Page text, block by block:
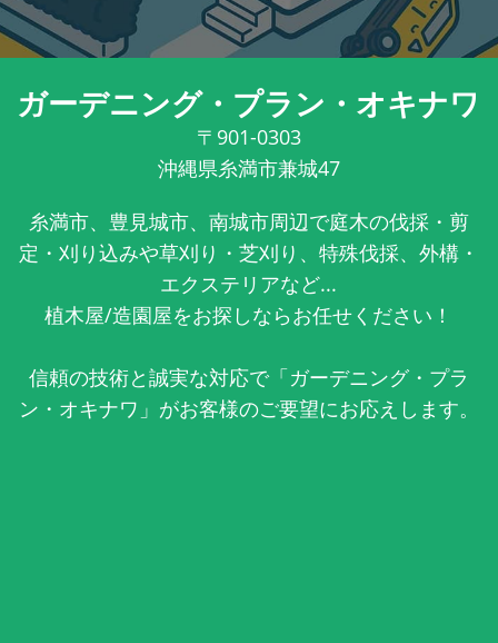
ガーデニング・プラン・オキナワ
〒901-0303
沖縄県糸満市兼城47
糸満市、豊見城市、南城市周辺で庭木の伐採・剪
定・刈り込みや草刈り・芝刈り、特殊伐採、外構・
エクステリアなど...
植木屋/造園屋をお探しならお任せください！
信頼の技術と誠実な対応で「ガーデニング・プラ
ン・オキナワ」がお客様のご要望にお応えします。